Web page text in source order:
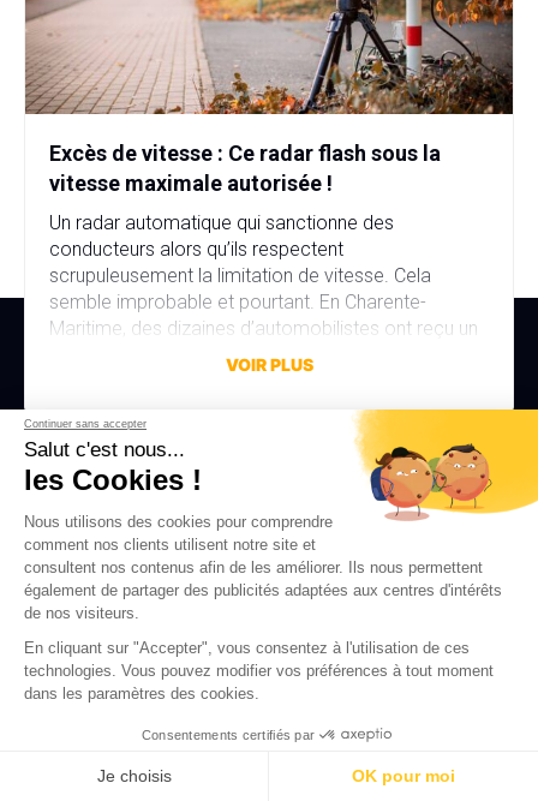
Continuer sans accepter
Salut c'est nous...
les Cookies !
Nous utilisons des cookies pour comprendre
comment nos clients utilisent notre site et
consultent nos contenus afin de les améliorer. Ils nous permettent
également de partager des publicités adaptées aux centres d'intérêts
de nos visiteurs.
En cliquant sur "Accepter", vous consentez à l'utilisation de ces
technologies. Vous pouvez modifier vos préférences à tout moment
dans les paramètres des cookies.
Consentements certifiés par
Je choisis OK pour moi
Excès de vitesse : Ce radar flash sous la
vitesse maximale autorisée !
Un radar automatique qui sanctionne des
conducteurs alors qu’ils respectent
scrupuleusement la limitation de vitesse. Cela
semble improbable et pourtant. En Charente-
Maritime, des dizaines d’automobilistes ont reçu un
avis de contravention alors qu’ils n’avaient commis
discrète mais aux conséquences bien réelles. Une
erreur de réglage d’un […]
VOIR PLUS
mesplaques.fr est le N°1 Français pour l’achat et la personnalisation
les types de véhicules. À l’aide du configurateur en ligne le plus
et recevez-les directement chez vous ou en point relais en 48h
seulement. Pour la route ou pour un shooting, pour la maison ou pour